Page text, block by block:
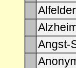
Angst-